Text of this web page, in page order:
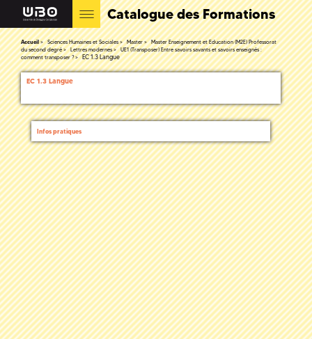
Catalogue des Formations
Accueil Sciences Humaines et Sociales Master
Master Enseignement et Education (M2E) Professorat
du second degré
Lettres modernes
UE1 (Transposer) Entre savoirs savants et savoirs enseignés :
comment transposer ?
EC 1.3 Langue
EC 1.3 Langue
Infos pratiques